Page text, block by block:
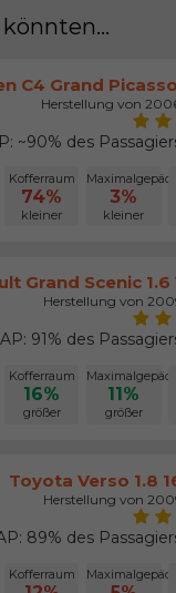
C4 Grand
Herstellung von
~90% des
Kofferraum
74%
kleiner
Maximalgepäck
3%
kleiner
Grand Scenic 1.6
Herstellung von
91% des
Kofferraum
16%
größer
Maximalgepäck
11%
größer
Toyota Verso 1.8
Herstellung von
89% des
Kofferraum Maximalgepäck